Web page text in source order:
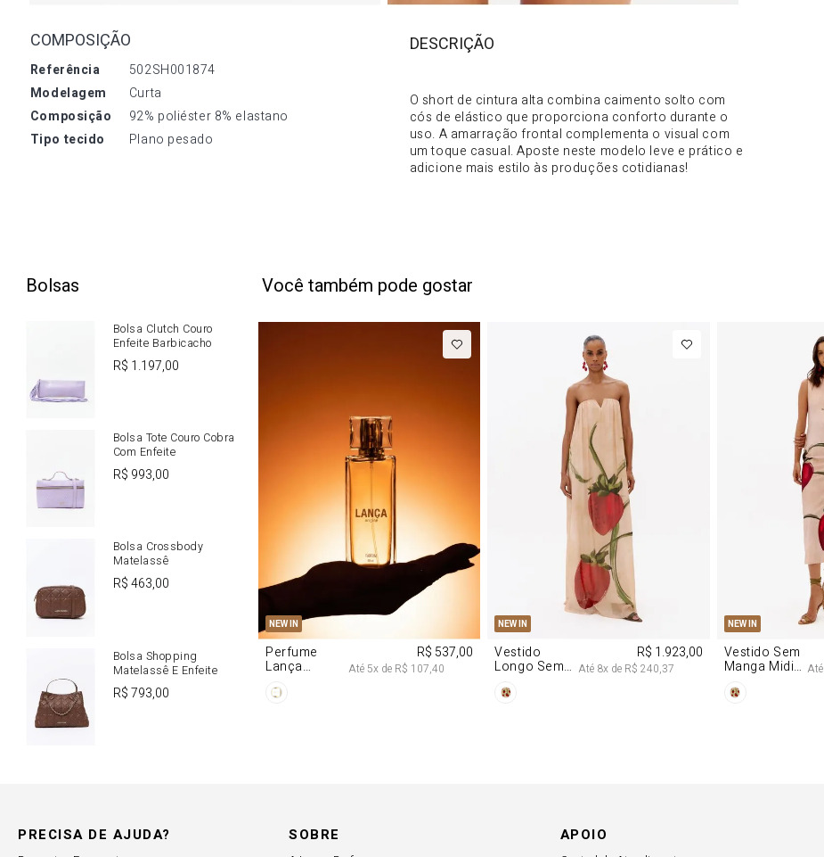
COMPOSIÇÃO
referência
502SH001874
modelagem
Curta
composição
92% poliéster 8% elastano
tipo tecido
Plano pesado
O short de cintura alta combina caimento solto com
cós de elástico que proporciona conforto durante o
uso. A amarração frontal complementa o visual com
um toque casual. Aposte neste modelo leve e prático e
adicione mais estilo às produções cotidianas!
Bolsas
Bolsa Clutch Couro
Enfeite Barbicacho
R$ 1.197,00
Bolsa Tote Couro Cobra
Com Enfeite
R$ 993,00
Bolsa Crossbody
Matelassê
R$463,00
Bolsa Shopping
Matelassê E Enfeite
R$793,00
Você também pode gostar
NEW IN
U
Perfume
Lança
R$ 537,00
Até 5x de R$ 107,40
NEW IN
G
Vestido
Longo Sem
Chiffon
R$ 1.923,00
Até 8x de R$ 240,37
NEW IN
PP
Vestido Sem
Manga Midi
Morango
Até
PRECISA DE AJUDA? SOBRE APOIO